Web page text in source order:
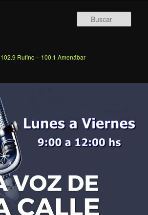
Rufino – 100.1 Amenábar